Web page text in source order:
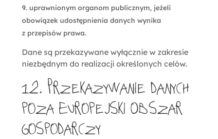
uprawnionym organom publicznym, jeżeli
obowiązek udostępnienia danych wynika
z przepisów prawa.
Dane są przekazywane wyłącznie w zakresie
niezbędnym do realizacji określonych celów.
12. Przekazywanie danych
poza Europejski Obszar
Gospodarczy